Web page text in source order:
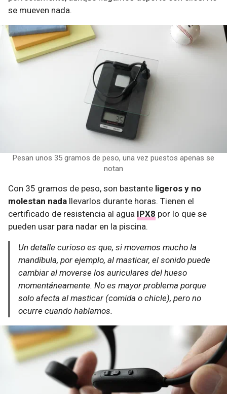
se mueven nada.
Pesan unos 35 gramos de peso, una vez puestos apenas se
notan
Con 35 gramos de peso, son bastante ligeros y no
molestan nada llevarlos durante horas. Tienen el
certificado de resistencia al agua IPX8 por lo que se
pueden usar para nadar en la piscina.
Un detalle curioso es que, si movemos mucho la
mandíbula, por ejemplo, al masticar, el sonido puede
cambiar al moverse los auriculares del hueso
momentáneamente. No es mayor problema porque
solo afecta al masticar (comida o chicle), pero no
ocurre cuando hablamos.